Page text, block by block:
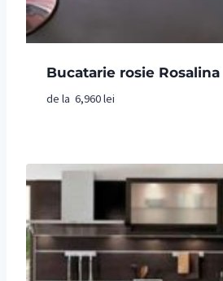
Bucatarie rosie Rosalina
de la 6,960lei